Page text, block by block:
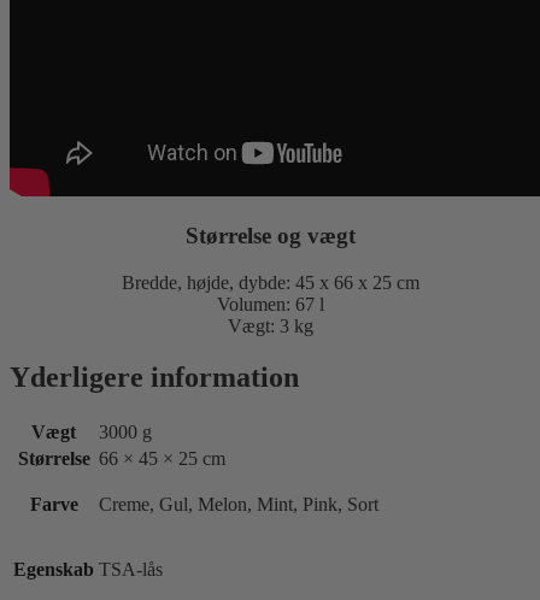
Størrelse og vægt
Bredde, højde, dybde: 45 x 66 x 25 cm
Volumen: 67 l
Vægt: 3 kg
Yderligere information
Vægt
3000 g
Størrelse 66 × 45 × 25 cm
Farve Creme, Gul, Melon, Mint, Pink, Sort
Egenskab TSA-lås